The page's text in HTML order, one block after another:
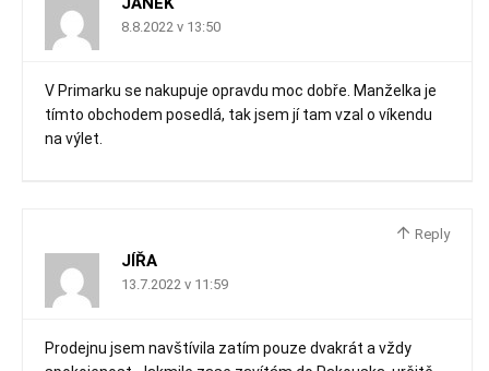
8.8.2022 v 13:50
V Primarku se nakupuje opravdu moc dobře. Manželka je
tímto obchodem posedlá, tak jsem jí tam vzal o víkendu
na výlet.
Reply
JÍŘA
13.7.2022 v 11:59
Prodejnu jsem navštívila zatím pouze dvakrát a vždy